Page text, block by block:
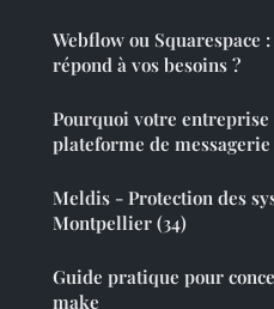
Webflow ou Squarespace
répond à vos besoins ?
Pourquoi votre
plateforme de
Meldis - Protection des
Montpellier (34)
Guide pratique pour
make